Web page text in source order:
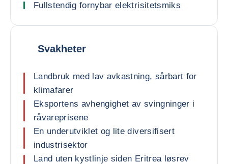
Fullstendig fornybar elektrisitetsmiks
Svakheter
Landbruk med lav avkastning, sårbart for
klimafarer
Eksportens avhengighet av svingninger i
råvareprisene
En underutviklet og lite diversifisert
industrisektor
Land uten kystlinje siden Eritrea løsrev